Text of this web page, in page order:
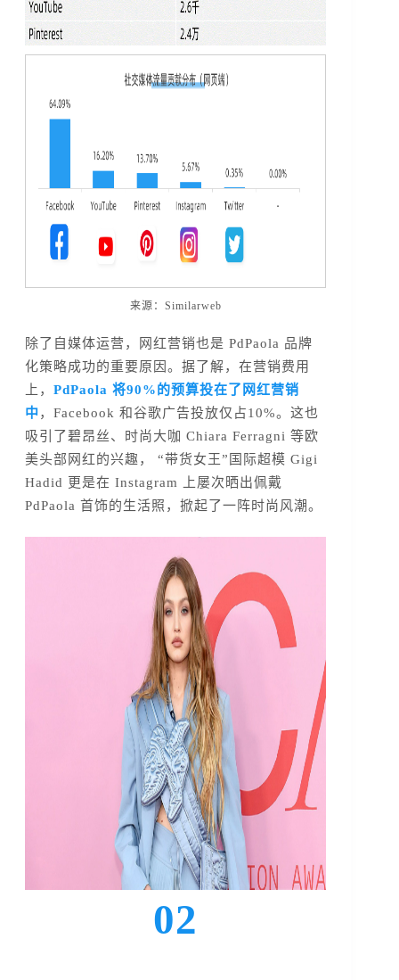
来源：Similarweb
除了自媒体运营，网红营销也是 PdPaola 品牌
化策略成功的重要原因。据了解，在营销费用
上， PdPaola 将90%的预算投在了网红营销
中，Facebook 和谷歌广告投放仅占10%。这也
吸引了碧昂丝、时尚大咖 Chiara Ferragni 等欧
美头部网红的兴趣， “带货女王”国际超模 Gigi
Hadid 更是在 Instagram 上屡次晒出佩戴
PdPaola 首饰的生活照，掀起了一阵时尚风潮。
02